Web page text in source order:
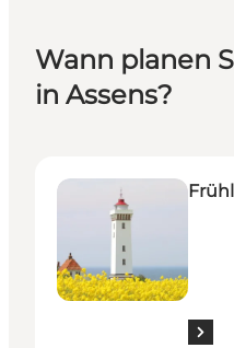
Wann planen
in Assens?